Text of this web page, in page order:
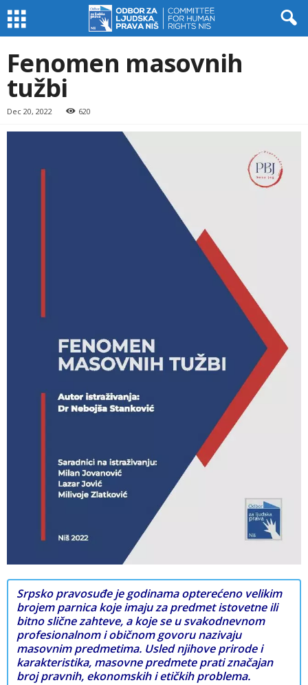
Fenomen masovnih
tužbi
Dec 20, 2022 620
Srpsko pravosuđe je godinama opterećeno velikim
brojem parnica koje imaju za predmet istovetne ili
bitno slične zahteve, a koje se u svakodnevnom
profesionalnom i običnom govoru nazivaju
masovnim predmetima. Usled njihove prirode i
karakteristika, masovne predmete prati značajan
broj pravnih, ekonomskih i etičkih problema.